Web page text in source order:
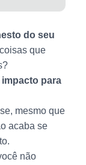
do seu
que
para
mesmo que
acaba se
não